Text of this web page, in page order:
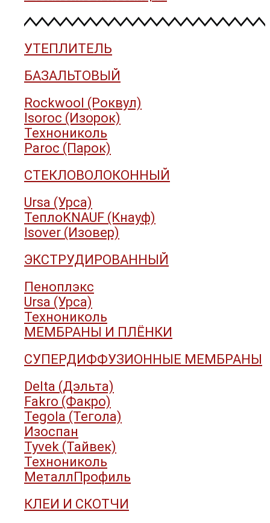
УТЕПЛИТЕЛЬ
БАЗАЛЬТОВЫЙ
Rockwool (Роквул)
Isoroc (Изорок)
Технониколь
Paroc (Парок)
СТЕКЛОВОЛОКОННЫЙ
Ursa (Урса)
ТеплоKNAUF (Кнауф)
Isover (Изовер)
ЭКСТРУДИРОВАННЫЙ
Пеноплэкс
Ursa (Урса)
Технониколь
МЕМБРАНЫ И ПЛЁНКИ
СУПЕРДИФФУЗИОННЫЕ МЕМБРАНЫ
Delta (Дэльта)
Fakro (Факро)
Tegola (Тегола)
Изоспан
Tyvek (Тайвек)
Технониколь
МеталлПрофиль
КЛЕИ И СКОТЧИ